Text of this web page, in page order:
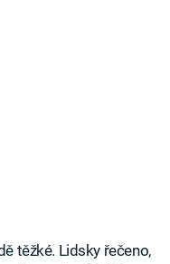
těžké. Lidsky řečeno,